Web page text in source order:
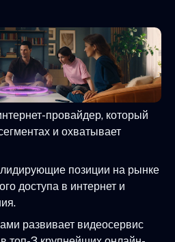
провайдер, который
и охватывает
позиции на рынке
доступа в интернет и
развивает видеосервис